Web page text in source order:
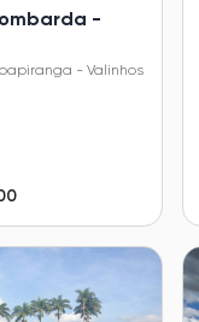
-
- Valinhos